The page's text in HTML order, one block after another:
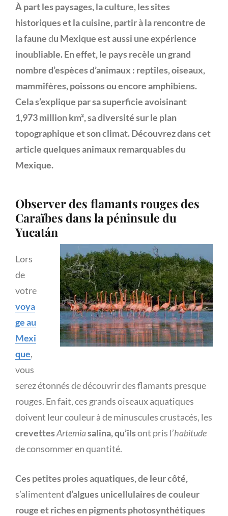
À part les paysages, la culture, les sites
historiques et la cuisine, partirà la rencontre de
la faunedu Mexique est aussi uneexpérience
inoubliable. En effet, le pays recèle un grand
nombre d’espèces d’animaux : reptiles, oiseaux,
mammifères, poissons ou encore amphibiens.
Cela s’explique par sa superficie avoisinant
1,973 million km², sa diversité sur le plan
topographiqueet son climat. Découvrez dans cet
article quelques animaux remarquables du
Mexique.
Observer des flamants rouges des
Caraïbes dans la péninsule du
Yucatán
Lors
de
votre
voya
ge au
Mexi
que,
vous
serez étonnés de découvrir des flamants presque
rouges. En fait, ces grands oiseaux aquatiques
doivent leur couleur à de minuscules crustacés, les
crevettesArtemiasalina, qu’ilsont pris l’habitude
de consommer en quantité.
Ces petites proies aquatiques, de leur côté,
s’alimententd’algues unicellulaires de couleur
rouge et riches en pigmentsphotosynthétiques